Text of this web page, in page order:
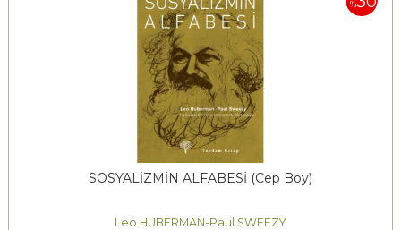
%
SOSYALİZMİN ALFABESİ (Cep Boy)
Leo HUBERMAN-Paul SWEEZY